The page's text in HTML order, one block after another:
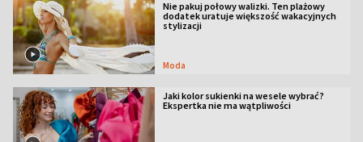
Nie pakuj połowy walizki. Ten plażowy
dodatek uratuje większość wakacyjnych
stylizacji
Moda
Jaki kolor sukienki na wesele wybrać?
Ekspertka nie ma wątpliwości